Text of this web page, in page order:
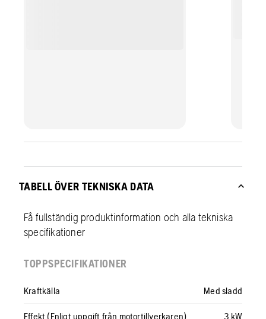
TABELL ÖVER TEKNISKA DATA
Få fullständig produktinformation och alla tekniska
specifikationer
TOPPSPECIFIKATIONER
Kraftkälla Med sladd
Effekt (Enligt uppgift från motortillverkaren) 3 kW